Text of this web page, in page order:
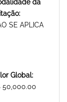
da
SE APLICA
Global:
50,000.00